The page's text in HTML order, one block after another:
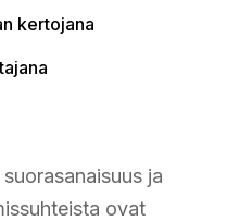
kertojana
ja
ovat